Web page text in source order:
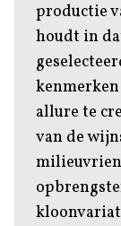
productie
houdt in
allure te
van de